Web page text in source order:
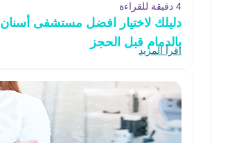
4 دقيقة للقراءة
دليلك لاختيار افضل مستشفى أسنان
بالدمام قبل الحجز
اقرأ المزيد